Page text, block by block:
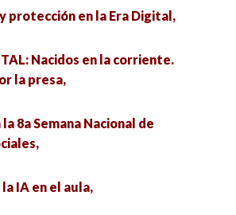
Estresad@s Anonim@s,
Medios de comunicación en
Semana Nacional de Ciencias
en el aula,
la Cátedra Internacional en
de Estados Unidos,
protección en la Era Digital,
Nacidos en la corriente.
la presa,
8a Semana Nacional de
IA en el aula,